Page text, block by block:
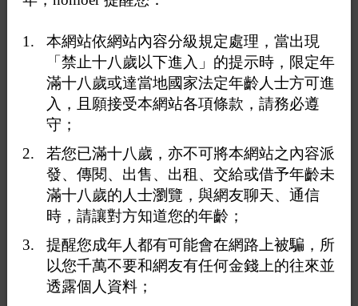
本網站依網站內容分級規定處理，當出現
「禁止十八歲以下進入」的提示時，限定年
滿十八歲或達當地國家法定年齡人士方可進
入，且願接受本網站各項條款，請務必遵
守；
若您已滿十八歲，亦不可將本網站之內容派
發、傳閱、出售、出租、交給或借予年齡未
滿十八歲的人士瀏覽，與網友聊天、通信
時，請讓對方知道您的年齡；
提醒您成年人都有可能會在網路上被騙，所
以您千萬不要和網友有任何金錢上的往來並
透露個人資料；